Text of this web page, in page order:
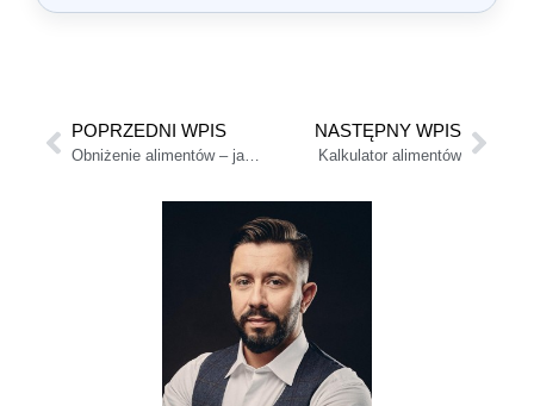
POPRZEDNI WPIS
Obniżenie alimentów – jak uzasadnić żądanie zmniejszenia alimentów?
NASTĘPNY WPIS
Kalkulator alimentów